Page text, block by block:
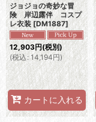
ジョジョの奇妙な冒
険 岸辺露伴 コスプ
レ衣装 [DM1887]
12,903円(税別)
(税込 : 14,194円)
カートに入れる